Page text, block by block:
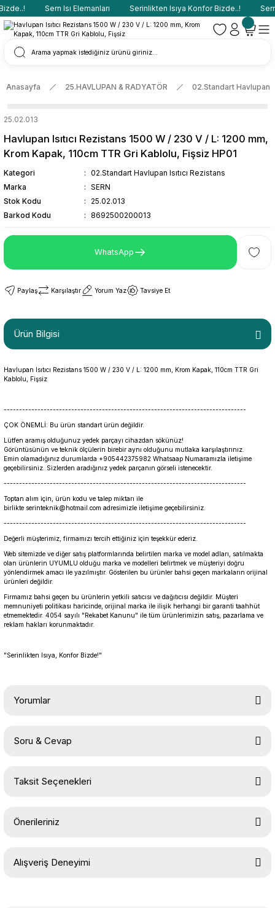
Sern Isı Elemanları Serinlikten Isıya Konfor Bizde..!
Anasayfa 25.HAVLUPAN & RADYATÖR 02.Standart Havlupan
25.02.013
Havlupan Isıtıcı Rezistans 1500 W / 230 V / L: 1200 mm,
Krom Kapak, 110cm TTR Gri Kablolu, Fişsiz HP01
Kategori
02.Standart Havlupan Isıtıcı Rezistans
Marka
SERN
Stok Kodu
25.02.013
Barkod Kodu
8692500200013
WhatsApp
Paylaş Karşılaştır Yorum Yaz Tavsiye Et
Ürün Bilgisi
Havlupan Isıtıcı Rezistans 1500 W / 230 V / L: 1200 mm, Krom Kapak, 110cm TTR Gri
Kablolu, Fişsiz
-------------------------------------------------------------------------------
ÇOK ÖNEMLİ: Bu ürün standart ürün değildir.
Lütfen aramış olduğunuz yedek parçayı cihazdan sökünüz!
Görüntüsünün ve teknik ölçülerin birebir aynı olduğunu mutlaka karşılaştırınız.
Emin olamadığınız durumlarda +905442375982 Whatsaap Numaramızla iletişime
geçebilirsiniz. Sizlerden aradığınız yedek parçanın görseli istenecektir.
-------------------------------------------------------------------------------
Toptan alım için, ürün kodu ve talep miktarı ile
birlikte serinteknik@hotmail.com adresimizle iletişime geçebilirsiniz.
-------------------------------------------------------------------------------
Değerli müşterimiz, firmamızı tercih ettiğiniz için teşekkür ederiz.
Web sitemizde ve diğer satış platformlarında belirtilen marka ve model adları, satılmakta
olan ürünlerin UYUMLU olduğu marka ve modelleri belirtmek ve müşteriyi doğru
yönlendirmek amacı ile yazılmıştır. Gösterilen bu ürünler bahsi geçen markaların orijinal
ürünleri değildir.
Firmamız bahsi geçen bu ürünlerin yetkili satıcısı ve dağıtıcısı değildir. Müşteri
memnuniyeti politikası haricinde, orijinal marka ile ilişik herhangi bir garanti taahhüt
etmemektedir. 4054 sayılı "Rekabet Kanunu" ile tüm ürünlerimizin satış, pazarlama ve
reklam hakları korunmaktadır.
"Serinlikten Isıya, Konfor Bizde!"
Yorumlar
Soru & Cevap
Taksit Seçenekleri
Önerileriniz
konularda yetersiz gördüğünüz noktaları öneri formunu kullanarak
Alışveriş Deneyimi